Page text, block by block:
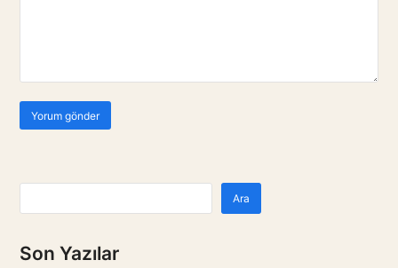
Ara
Son Yazılar